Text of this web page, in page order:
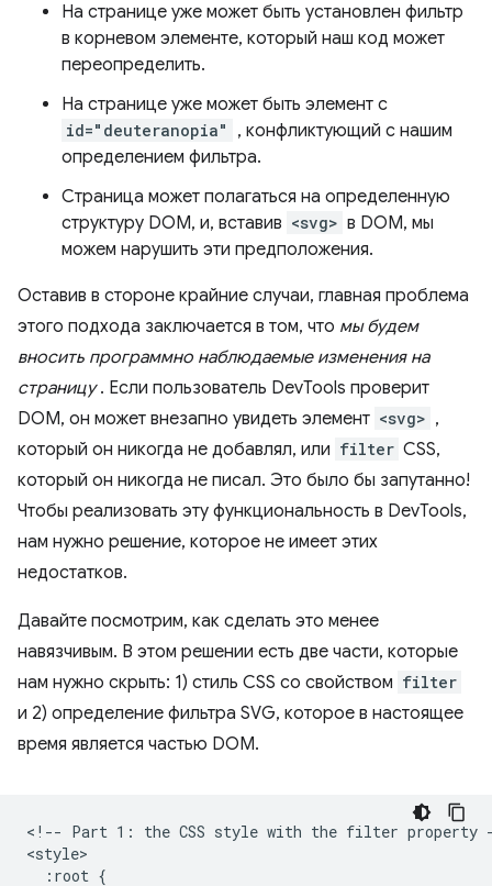
На странице уже может быть установлен фильтр
в корневом элементе, который наш код может
переопределить.
На странице уже может быть элемент с
id="deuteranopia"
, конфликтующий с нашим
определением фильтра.
Страница может полагаться на определенную
структуру DOM, и, вставив <svg> в DOM, мы
можем нарушить эти предположения.
Оставив в стороне крайние случаи, главная проблема
этого подхода заключается в том, что мы будем
вносить программно наблюдаемые изменения на
страницу. Если пользователь DevTools проверит
DOM, он может внезапно увидеть элемент <svg> ,
который он никогда не добавлял, или filter CSS,
который он никогда не писал. Это было бы запутанно!
Чтобы реализовать эту функциональность в DevTools,
нам нужно решение, которое не имеет этих
недостатков.
Давайте посмотрим, как сделать это менее
навязчивым. В этом решении есть две части, которые
нам нужно скрыть: 1) стиль CSS со свойством filter
и 2) определение фильтра SVG, которое в настоящее
время является частью DOM.
<!-- Part 1: the CSS style with the filter property
<style>
  :root {